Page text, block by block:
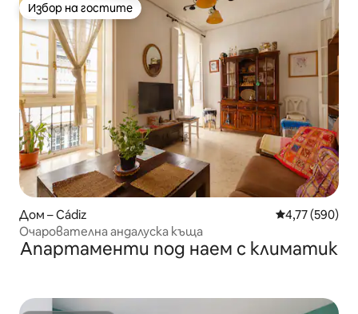
Избор на гостите
Избор на гостите
Дом – Cádiz Средна
4,77 (590)
Очарователна андалуска къща
Апартаменти под наем с климатик